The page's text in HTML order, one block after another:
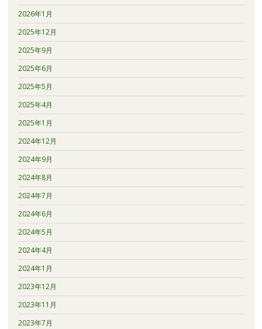
2026年1月
2025年12月
2025年9月
2025年6月
2025年5月
2025年4月
2025年1月
2024年12月
2024年9月
2024年8月
2024年7月
2024年6月
2024年5月
2024年4月
2024年1月
2023年12月
2023年11月
2023年7月